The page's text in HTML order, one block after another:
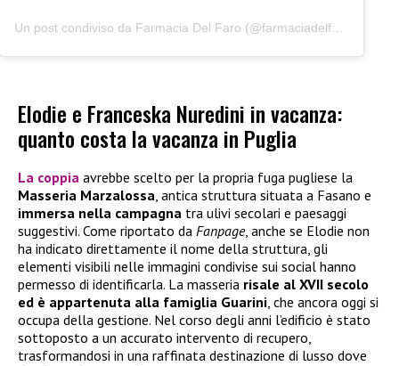
Elodie e Franceska Nuredini in vacanza:
quanto costa la vacanza in Puglia
La coppia avrebbe scelto per la propria fuga pugliese la
Masseria Marzalossa, antica struttura situata a Fasano e
immersa nella campagna tra ulivi secolari e paesaggi
suggestivi. Come riportato da Fanpage, anche se Elodie non
ha indicato direttamente il nome della struttura, gli
elementi visibili nelle immagini condivise sui social hanno
permesso di identificarla. La masseria risale al XVII secolo
ed è appartenuta alla famiglia Guarini, che ancora oggi si
occupa della gestione. Nel corso degli anni l’edificio è stato
sottoposto a un accurato intervento di recupero,
trasformandosi in una raffinata destinazione di lusso dove